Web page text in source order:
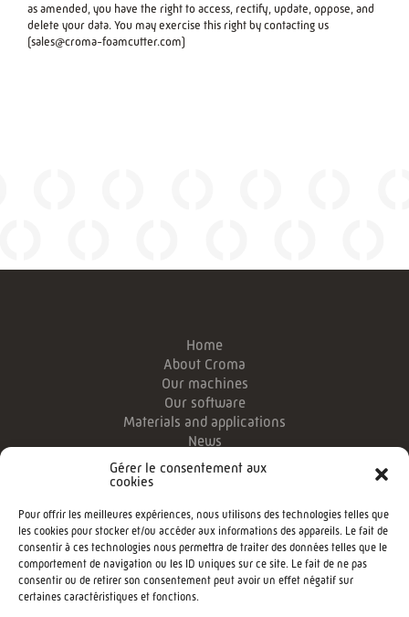
Gérer le consentement aux
cookies
Pour offrir les meilleures expériences, nous utilisons des technologies telles que
les cookies pour stocker et/ou accéder aux informations des appareils. Le fait de
consentir à ces technologies nous permettra de traiter des données telles que le
comportement de navigation ou les ID uniques sur ce site. Le fait de ne pas
consentir ou de retirer son consentement peut avoir un effet négatif sur
certaines caractéristiques et fonctions.
as amended, you have the right to access, rectify, update, oppose, and
delete your data. You may exercise this right by contacting us
(sales@croma-foamcutter.com)
Home
About Croma
Our machines
Our software
Materials and applications
News
Legal information
Login Customizer
CROMA Foam Processing Techonologies
Phone:
CONTACT US